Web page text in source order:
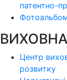
патентно-
Центр
розвитку